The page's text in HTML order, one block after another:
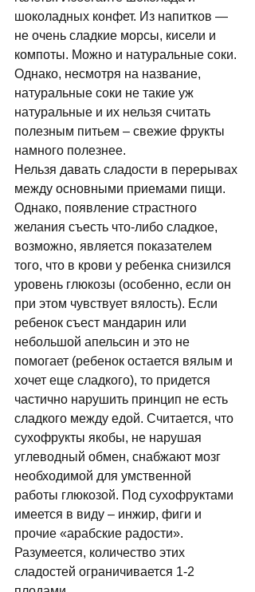
шоколадных конфет. Из напитков —
не очень сладкие морсы, кисели и
компоты. Можно и натуральные соки.
Однако, несмотря на название,
натуральные соки не такие уж
натуральные и их нельзя считать
полезным питьем – свежие фрукты
намного полезнее.
Нельзя давать сладости в перерывах
между основными приемами пищи.
Однако, появление страстного
желания съесть что-либо сладкое,
возможно, является показателем
того, что в крови у ребенка снизился
уровень глюкозы (особенно, если он
при этом чувствует вялость). Если
ребенок съест мандарин или
небольшой апельсин и это не
помогает (ребенок остается вялым и
хочет еще сладкого), то придется
частично нарушить принцип не есть
сладкого между едой. Считается, что
сухофрукты якобы, не нарушая
углеводный обмен, снабжают мозг
необходимой для умственной
работы глюкозой. Под сухофруктами
имеется в виду – инжир, фиги и
прочие «арабские радости».
Разумеется, количество этих
сладостей ограничивается 1-2